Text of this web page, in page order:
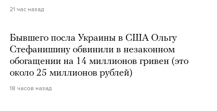
21 час назад
Бывшего посла Украины в США Ольгу
Стефанишину обвинили в незаконном
обогащении на 14 миллионов гривен (это
около 25 миллионов рублей)
18 часов назад